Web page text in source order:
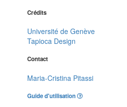
Crédits
Université de Genève
Tapioca Design
Contact
Maria-Cristina Pitassi
Guide d'utilisation